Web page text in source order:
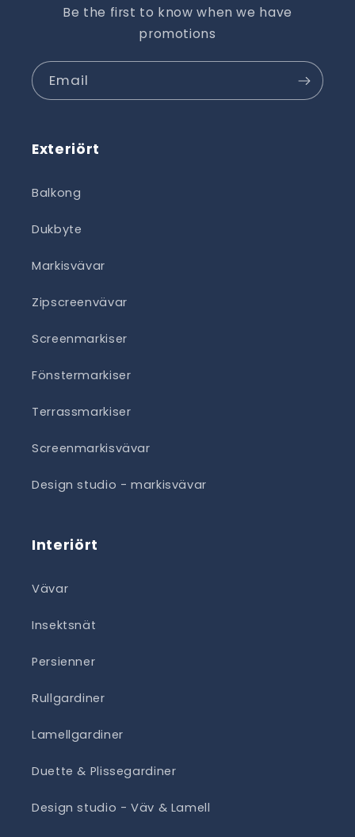
Be the first to know when we have
promotions
Email
Exteriört
Balkong
Dukbyte
Markisvävar
Zipscreenvävar
Screenmarkiser
Fönstermarkiser
Terrassmarkiser
Screenmarkisvävar
Design studio - markisvävar
Interiört
Vävar
Insektsnät
Persienner
Rullgardiner
Lamellgardiner
Duette & Plissegardiner
Design studio - Väv & Lamell